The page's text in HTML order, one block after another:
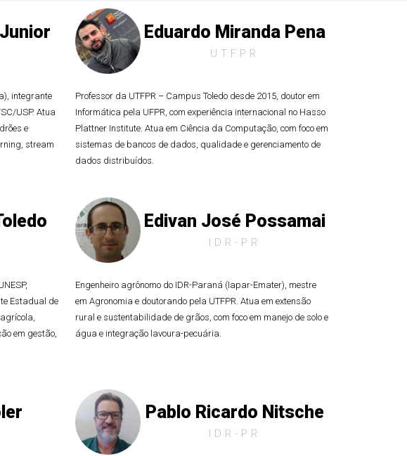
integrante
USP. Atua
e
stream
Eduardo Miranda Pena
UTFPR
Professor da UTFPR – Campus Toledo desde 2015, doutor em
Informática pela UFPR, com experiência internacional no Hasso
Plattner Institute. Atua em Ciência da Computação, com foco em
sistemas de bancos de dados, qualidade e gerenciamento de
dados distribuídos.
Estadual de
em gestão,
Edivan José Possamai
IDR-PR
Engenheiro agrônomo do IDR-Paraná (Iapar-Emater), mestre
em Agronomia e doutorando pela UTFPR. Atua em extensão
rural e sustentabilidade de grãos, com foco em manejo de solo e
água e integração lavoura-pecuária.
Pablo Ricardo Nitsche
IDR-PR